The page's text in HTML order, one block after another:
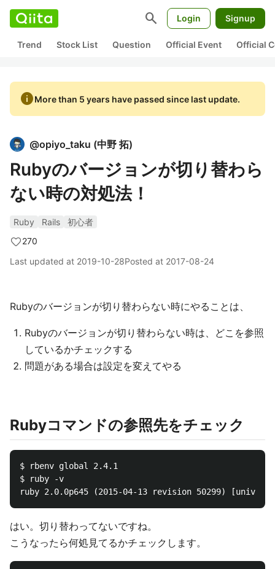
search Login Signup
Trend Stock List Question Official Event Official
infoMore than 5 years have passed since last update.
@opiyo_taku (中野 拓)
Rubyのバージョンが切り替わら
ない時の対処法！
Ruby Rails
初心者
270
Last updated at 2019-10-28Posted at 2017-08-24
Rubyのバージョンが切り替わらない時にやることは、
Rubyのバージョンが切り替わらない時は、どこを参照
しているかチェックする
問題がある場合は設定を変えてやる
Rubyコマンドの参照先をチェック
$ rbenv global 2.4.1
$ ruby -v
はい。切り替わってないですね。
こうなったら何処見てるかチェックします。